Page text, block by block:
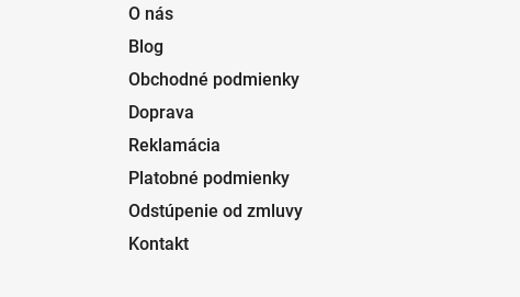
O nás
Blog
Obchodné podmienky
Doprava
Reklamácia
Platobné podmienky
Odstúpenie od zmluvy
Kontakt